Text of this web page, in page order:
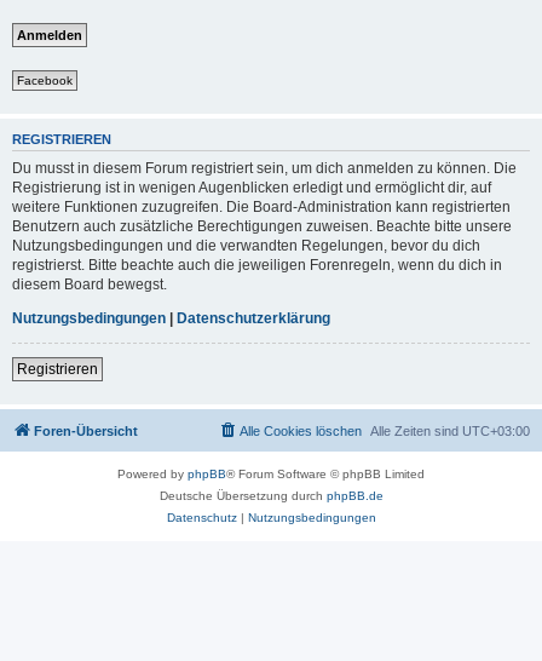
Facebook
REGISTRIEREN
Du musst in diesem Forum registriert sein, um dich anmelden zu können. Die
Registrierung ist in wenigen Augenblicken erledigt und ermöglicht dir, auf
weitere Funktionen zuzugreifen. Die Board-Administration kann registrierten
Benutzern auch zusätzliche Berechtigungen zuweisen. Beachte bitte unsere
Nutzungsbedingungen und die verwandten Regelungen, bevor du dich
registrierst. Bitte beachte auch die jeweiligen Forenregeln, wenn du dich in
diesem Board bewegst.
Nutzungsbedingungen | Datenschutzerklärung
Registrieren
Foren-Übersicht Alle Zeiten sind UTC+03:00
Alle Cookies löschen
Powered by phpBB® Forum Software © phpBB Limited
Deutsche Übersetzung durch phpBB.de
Datenschutz| Nutzungsbedingungen